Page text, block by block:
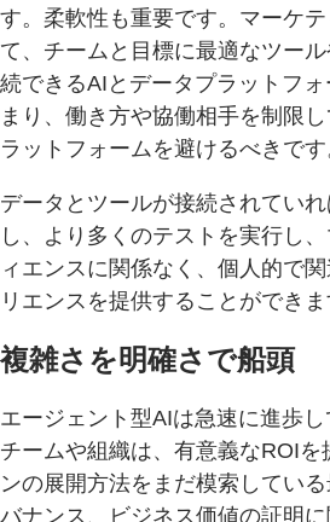
す。柔軟性も重要です。マーケ
て、チームと目標に最適なツー
続できるAIとデータプラットフ
まり、働き方や協働相手を制限
ラットフォームを避けるべきです
データとツールが接続されてい
し、より多くのテストを実行し
ィエンスに関係なく、個人的で
リエンスを提供することができま
複雑さを明確さで船頭
エージェント型AIは急速に進歩
チームや組織は、有意義なROIを
ンの展開方法をまだ模索してい
バナンス、ビジネス価値の証明